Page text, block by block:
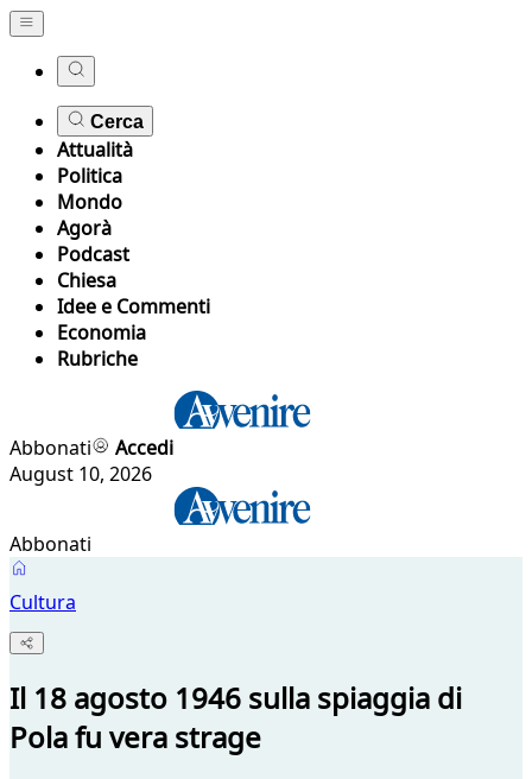
Cerca
Attualità
Politica
Mondo
Agorà
Podcast
Chiesa
Idee e Commenti
Economia
Rubriche
Abbonati
Accedi
August 10, 2026
Abbonati
Cultura
Il 18 agosto 1946 sulla spiaggia di
Pola fu vera strage